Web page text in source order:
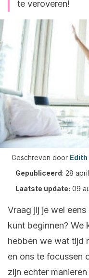
te veroveren!
Geschreven door Edith
Gepubliceerd: 28
Laatste update: 09
Vraag jij je wel
kunt beginnen? We
hebben we wat tijd
en ons te focussen
zijn echter